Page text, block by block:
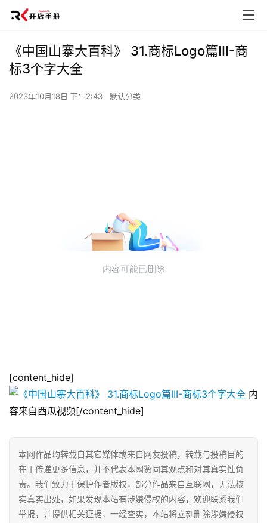
《中国山寨大百科》 31.商标Logo篇III-商
标3个字大全
2023年10月18日 下午2:43 默认分类
[content_hide]
内
容来自西瓜视频[/content_hide]
本网作品均转载自其它媒体或来自网友投稿，转载与投稿目的
在于传递更多信息，并不代表本网赞同其观点和对其真实性负
责。我们致力于保护作者版权，部分作品来自互联网，无法核
实真实出处，如果发现本站有涉嫌侵权的内容，欢迎联系我们
举报，并提供相关证据，一经查实，本站将立刻删除涉嫌侵权